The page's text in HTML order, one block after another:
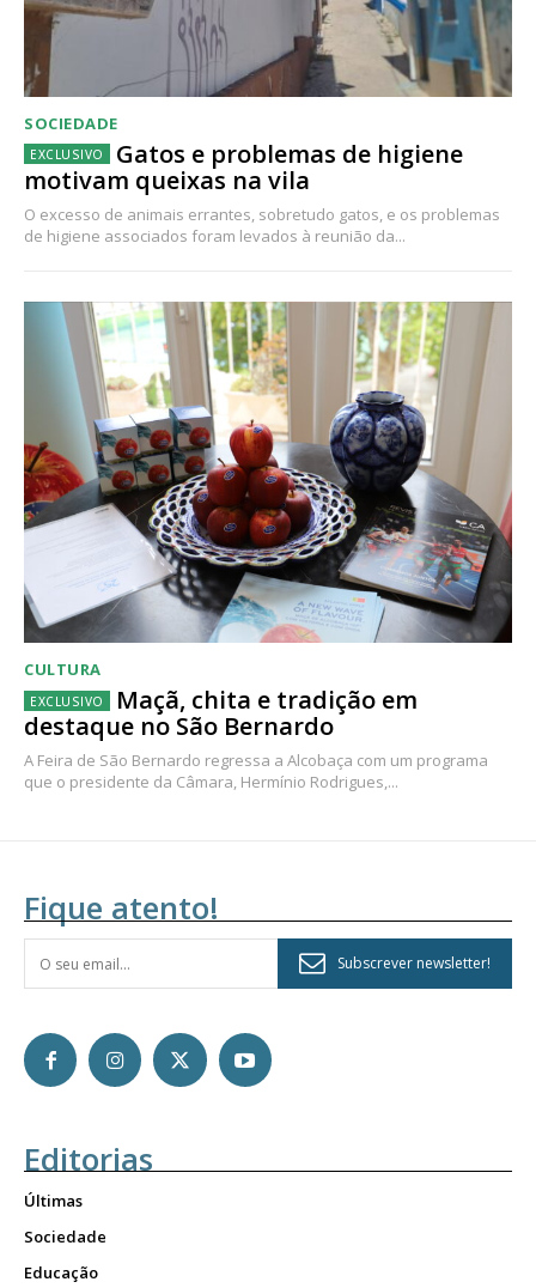
SOCIEDADE
Gatos e problemas de higiene
motivam queixas na vila
O excesso de animais errantes, sobretudo gatos, e os problemas
de higiene associados foram levados à reunião da...
CULTURA
Maçã, chita e tradição em
destaque no São Bernardo
A Feira de São Bernardo regressa a Alcobaça com um programa
que o presidente da Câmara, Hermínio Rodrigues,...
Fique atento!
Subscrever newsletter!
Editorias
Últimas
Sociedade
Educação